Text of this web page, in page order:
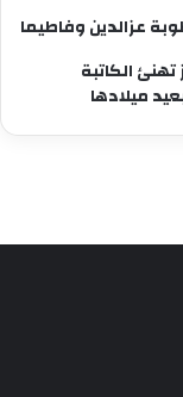
عزالدين وفاطيما
تهنئ الكاتبة
ميلادها